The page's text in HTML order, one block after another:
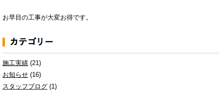
お早目の工事が大変お得です。
施工実績 (21)
お知らせ (16)
スタッフブログ (1)